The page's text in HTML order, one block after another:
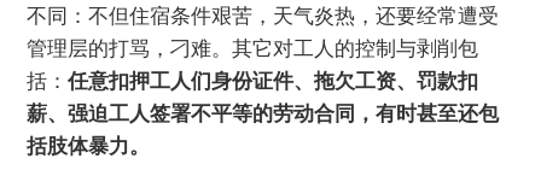
不同：不但住宿条件艰苦，天气炎热，还要经常遭受
管理层的打骂，刁难。其它对工人的控制与剥削包
括：任意扣押工人们身份证件、拖欠工资、罚款扣
薪、强迫工人签署不平等的劳动合同，有时甚至还包
括肢体暴力。